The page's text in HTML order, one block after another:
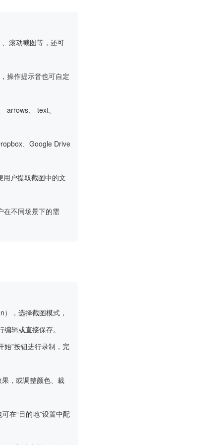
滚动截图等，还可
操作提示音也可自定
arrows、 text、
、Google Drive
用户提取截图中的文
在不同场景下的需
），选择截图模式，
辑或直接保存。
始”按钮进行录制，完
，或调整颜色、裁
在“目的地”设置中配